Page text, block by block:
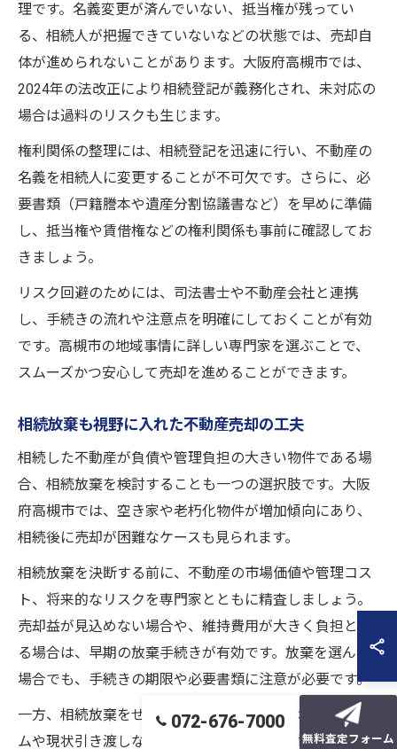
理です。名義変更が済んでいない、抵当権が残ってい
る、相続人が把握できていないなどの状態では、売却自
体が進められないことがあります。大阪府高槻市では、
2024年の法改正により相続登記が義務化され、未対応の
場合は過料のリスクも生じます。
権利関係の整理には、相続登記を迅速に行い、不動産の
名義を相続人に変更することが不可欠です。さらに、必
要書類（戸籍謄本や遺産分割協議書など）を早めに準備
し、抵当権や賃借権などの権利関係も事前に確認してお
きましょう。
リスク回避のためには、司法書士や不動産会社と連携
し、手続きの流れや注意点を明確にしておくことが有効
です。高槻市の地域事情に詳しい専門家を選ぶことで、
スムーズかつ安心して売却を進めることができます。
相続放棄も視野に入れた不動産売却の工夫
相続した不動産が負債や管理負担の大きい物件である場
合、相続放棄を検討することも一つの選択肢です。大阪
府高槻市では、空き家や老朽化物件が増加傾向にあり、
相続後に売却が困難なケースも見られます。
相続放棄を決断する前に、不動産の市場価値や管理コス
ト、将来的なリスクを専門家とともに精査しましょう。
売却益が見込めない場合や、維持費用が大きく負担とな
る場合は、早期の放棄手続きが有効です。放棄を選んだ
場合でも、手続きの期限や必要書類に注意が必要です。
一方、相続放棄をせずに売却を目指す場合は、リフォー
ムや現状引き渡しなど売却方法の工夫も検討できます。
072-676-7000
無料査定フォーム